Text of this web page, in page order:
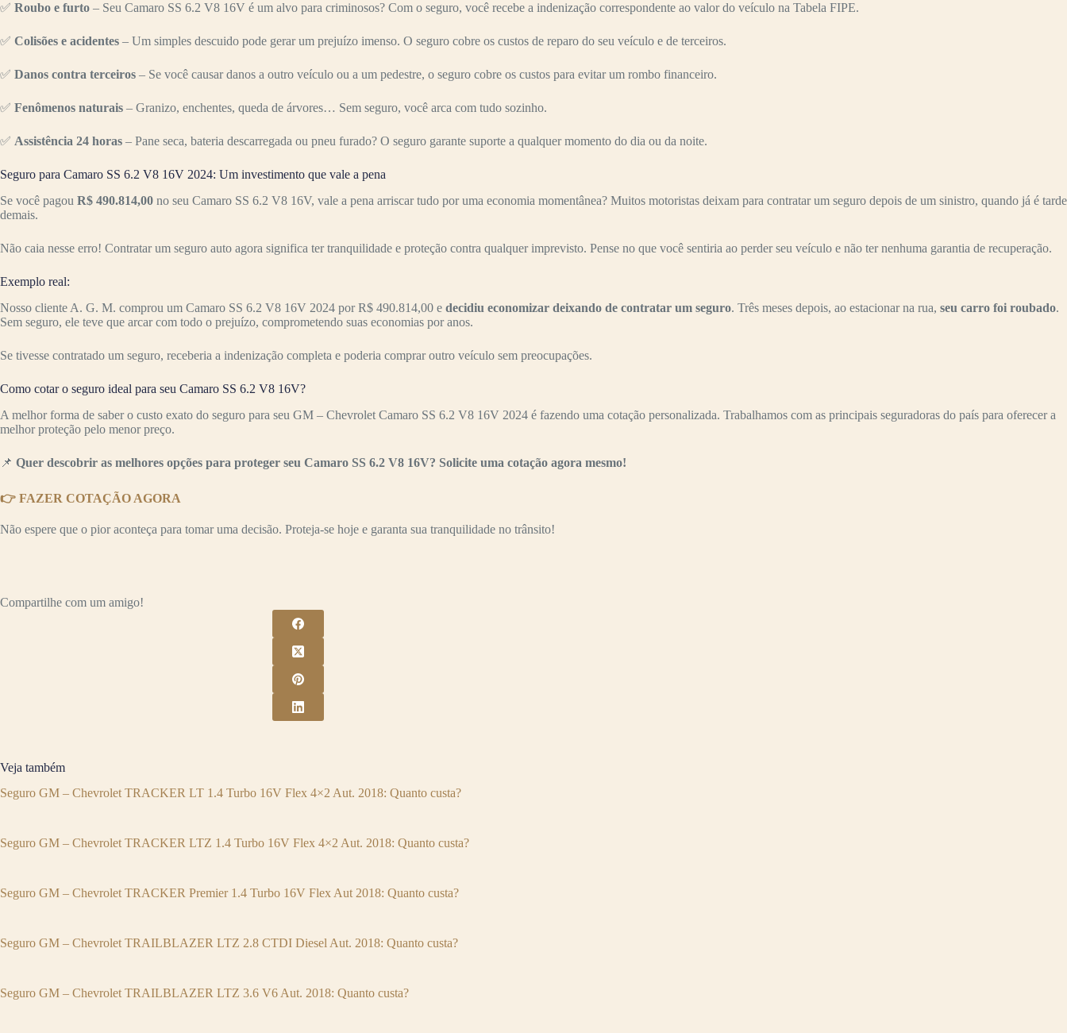
✅ Roubo e furto – Seu Camaro SS 6.2 V8 16V é um alvo para criminosos? Com o seguro, você recebe a indenização correspondente ao valor do veículo na Tabela FIPE.
✅ Colisões e acidentes – Um simples descuido pode gerar um prejuízo imenso. O seguro cobre os custos de reparo do seu veículo e de terceiros.
✅ Danos contra terceiros – Se você causar danos a outro veículo ou a um pedestre, o seguro cobre os custos para evitar um rombo financeiro.
✅ Fenômenos naturais – Granizo, enchentes, queda de árvores… Sem seguro, você arca com tudo sozinho.
✅ Assistência 24 horas – Pane seca, bateria descarregada ou pneu furado? O seguro garante suporte a qualquer momento do dia ou da noite.
Seguro para Camaro SS 6.2 V8 16V 2024: Um investimento que vale a pena
Se você pagou R$ 490.814,00 no seu Camaro SS 6.2 V8 16V, vale a pena arriscar tudo por uma economia momentânea? Muitos motoristas deixam para contratar um seguro depois de um sinistro, quando já é tarde
demais.
Não caia nesse erro! Contratar um seguro auto agora significa ter tranquilidade e proteção contra qualquer imprevisto. Pense no que você sentiria ao perder seu veículo e não ter nenhuma garantia de recuperação.
Exemplo real:
Nosso cliente A. G. M. comprou um Camaro SS 6.2 V8 16V 2024 por R$ 490.814,00 e decidiu economizar deixando de contratar um seguro. Três meses depois, ao estacionar na rua, seu carro foi roubado.
Sem seguro, ele teve que arcar com todo o prejuízo, comprometendo suas economias por anos.
Se tivesse contratado um seguro, receberia a indenização completa e poderia comprar outro veículo sem preocupações.
Como cotar o seguro ideal para seu Camaro SS 6.2 V8 16V?
A melhor forma de saber o custo exato do seguro para seu GM – Chevrolet Camaro SS 6.2 V8 16V 2024 é fazendo uma cotação personalizada. Trabalhamos com as principais seguradoras do país para oferecer a
melhor proteção pelo menor preço.
📌 Quer descobrir as melhores opções para proteger seu Camaro SS 6.2 V8 16V? Solicite uma cotação agora mesmo!
👉 FAZER COTAÇÃO AGORA
Não espere que o pior aconteça para tomar uma decisão. Proteja-se hoje e garanta sua tranquilidade no trânsito!
Compartilhe com um amigo!
Veja também
Seguro GM – Chevrolet TRACKER LT 1.4 Turbo 16V Flex 4×2 Aut. 2018: Quanto custa?
Seguro GM – Chevrolet TRACKER LTZ 1.4 Turbo 16V Flex 4×2 Aut. 2018: Quanto custa?
Seguro GM – Chevrolet TRACKER Premier 1.4 Turbo 16V Flex Aut 2018: Quanto custa?
Seguro GM – Chevrolet TRAILBLAZER LTZ 2.8 CTDI Diesel Aut. 2018: Quanto custa?
Seguro GM – Chevrolet TRAILBLAZER LTZ 3.6 V6 Aut. 2018: Quanto custa?